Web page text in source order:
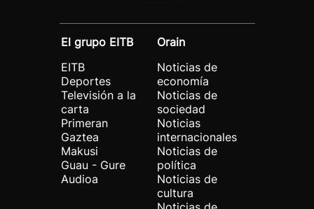
El grupo EITB
EITB
Deportes
Televisión a la
carta
Primeran
Gaztea
Makusi
Guau - Gure
Audioa
Orain
Noticias de
economía
Noticias de
sociedad
Noticias
internacionales
Noticias de
política
Noticias de
cultura